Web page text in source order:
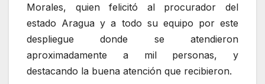
Morales, quien felicitó al procurador del
estado Aragua y a todo su equipo por este
despliegue donde se atendieron
aproximadamente a mil personas, y
destacando la buena atención que recibieron.